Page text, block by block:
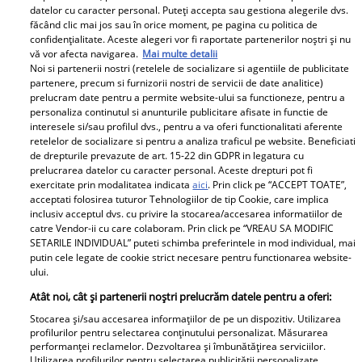
Pariază responsabil! Decizia ONJN nr. 821/25.09.2025.
Jocurile de noroc sunt interzise minorilor.
Despre Unica.ro
Publicitate
Echipa Unica.ro
Contact
Politica de cookies
Știri
GSP
Avantaje
Viva
Libertatea pentru femei
datelor cu caracter personal. Puteți accepta sau gestiona alegerile dvs.
făcând clic mai jos sau în orice moment, pe pagina cu politica de
confidențialitate. Aceste alegeri vor fi raportate partenerilor noștri și nu
vă vor afecta navigarea. Mai multe detalii
Noi si partenerii nostri (retelele de socializare si agentiile de publicitate
partenere, precum si furnizorii nostri de servicii de date analitice)
prelucram date pentru a permite website-ului sa functioneze, pentru a
personaliza continutul si anunturile publicitare afisate in functie de
interesele si/sau profilul dvs., pentru a va oferi functionalitati aferente
retelelor de socializare si pentru a analiza traficul pe website. Beneficiati
de drepturile prevazute de art. 15-22 din GDPR in legatura cu
prelucrarea datelor cu caracter personal. Aceste drepturi pot fi
exercitate prin modalitatea indicataaici. Prin click pe “ACCEPT TOATE”,
acceptati folosirea tuturor Tehnologiilor de tip Cookie, care implica
inclusiv acceptul dvs. cu privire la stocarea/accesarea informatiilor de
catre Vendor-ii cu care colaboram. Prin click pe “VREAU SA MODIFIC
SETARILE INDIVIDUAL” puteti schimba preferintele in mod individual, mai
putin cele legate de cookie strict necesare pentru functionarea website-
ului.
Atât noi, cât și partenerii noștri prelucrăm datele pentru a oferi:
Stocarea și/sau accesarea informațiilor de pe un dispozitiv. Utilizarea
profilurilor pentru selectarea conținutului personalizat. Măsurarea
performanței reclamelor. Dezvoltarea și îmbunătățirea serviciilor.